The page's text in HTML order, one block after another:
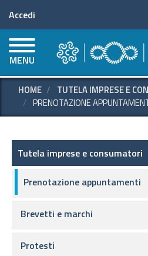
Menu profilo utente
Accedi
MENU
HOME
TUTELA IMPRESE E
PRENOTAZIONE
Tutela imprese e
Tutela imprese e consumatori
Prenotazione appuntamenti
Brevetti e marchi
Protesti